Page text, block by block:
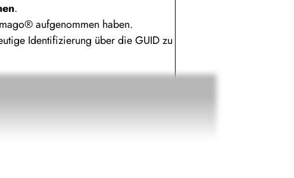
.
aufgenommen haben.
Identifizierung über die GUID zu